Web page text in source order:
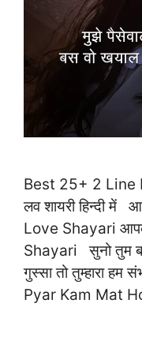
Best 25+ 2 Line
लव शायरी हिन्दी
Love Shayari
Shayari सुनो तुम
गुस्सा तो तुम्हारा
Pyar Kam Mat